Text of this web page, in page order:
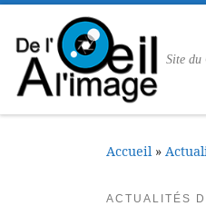
Passer au contenu
Site
Accueil »
ACTUALITÉS